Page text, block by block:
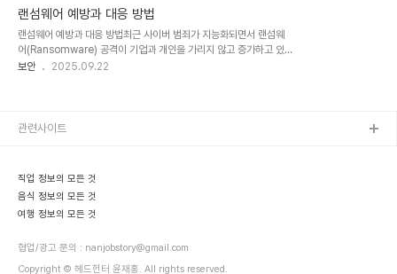
피싱: Cha..
래는 자주 접하는 공격 유형을 중심으로 실무에 바로 쓰는 대응 절차를
정리한 글입니다.1. 피싱(Phishing) / 스피어 피싱특징: 이메일·메시
지로 계정 정보, 링크 클릭, 악성 첨부파일 실행 유도.징후: 의심스러운
발신자, 맞춤법 오류, 긴급성 강조, 의심스러운 링크/첨부.즉각 대응해
당 이메일/메시지 삭제 및 사용자에게 전파(모르면 클릭 금지 경고).의
랜섬웨어 예방과 대응 방법
랜섬웨어 예방과 대응 방법최근 사이버 범죄가 지능화되면서 랜섬웨
어(Ransomware) 공격이 기업과 개인을 가리지 않고 증가하고 있
습니다. 랜섬웨어는 시스템에 침투해 파일을 암호화한 뒤, 이를 풀어주
운 첨부파일이나 링크를 통해 유포악성 웹사이트 : 취약한 브라우저나
발신자의 메일 첨부파일/링크 절..
보안 2025.09.22
직업 정보의 모든 것
음식 정보의 모든 것
여행 정보의 모든 것
협업/광고 문의 : nanjobstory@gmail.com
Copyright © 헤드헌터 윤재홍. All rights reserved.
관련사이트